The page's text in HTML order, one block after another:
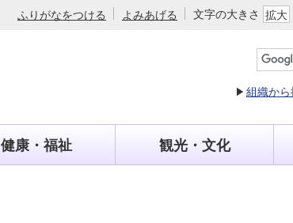
ふりがなをつける よみあげる 文字の大きさ 拡大
組織か
健康・福祉 観光・文化